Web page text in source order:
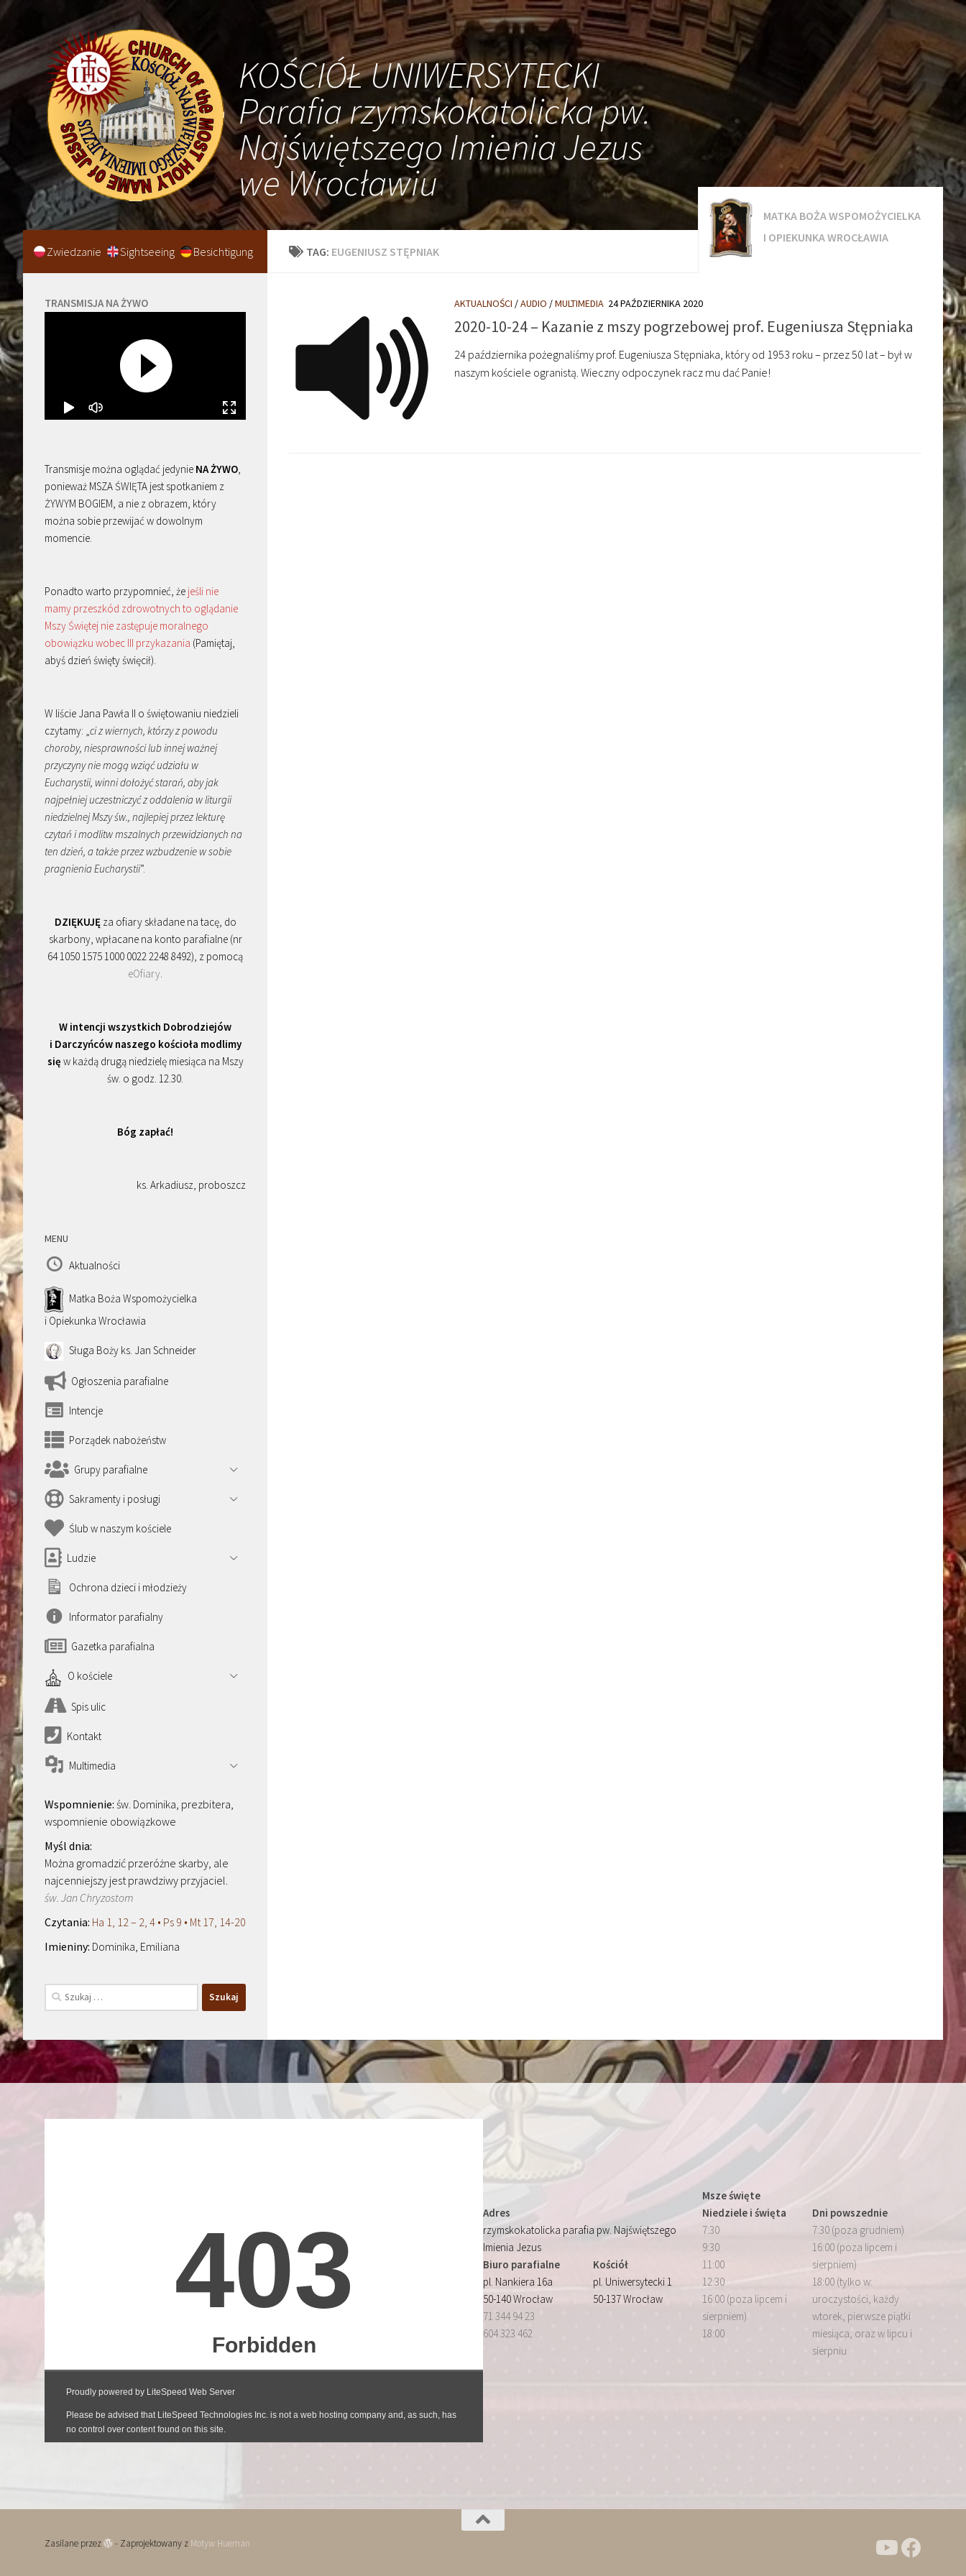
KOŚCIÓŁ UNIWERSYTECKI
Parafia rzymskokatolicka pw.
Najświętszego Imienia Jezus
we Wrocławiu
TAG: EUGENIUSZ STĘPNIAK
MATKA BOŻA WSPOMOŻYCIELKA
I OPIEKUNKA WROCŁAWIA
AKTUALNOŚCI /AUDIO /MULTIMEDIA 24 PAŹDZIERNIKA 2020
2020-10-24 – Kazanie z mszy pogrzebowej prof. Eugeniusza Stępniaka
24 października pożegnaliśmy prof. Eugeniusza Stępniaka, który od 1953 roku – przez 50 lat – był w
naszym kościele ogranistą. Wieczny odpoczynek racz mu dać Panie!
Zwiedzanie Sightseeing Besichtigung
TRANSMISJA NA ŻYWO
Transmisje można oglądać jedynie NA ŻYWO,
ponieważ MSZA ŚWIĘTA jest spotkaniem z
ŻYWYM BOGIEM, a nie z obrazem, który
można sobie przewijać w dowolnym
momencie.
Ponadto warto przypomnieć, że jeśli nie
mamy przeszkód zdrowotnych to oglądanie
Mszy Świętej nie zastępuje moralnego
obowiązku wobec III przykazania (Pamiętaj,
abyś dzień święty święcił).
W liście Jana Pawła II o świętowaniu niedzieli
czytamy: „ci z wiernych, którzy z powodu
choroby, niesprawności lub innej ważnej
przyczyny nie mogą wziąć udziału w
Eucharystii, winni dołożyć starań, aby jak
najpełniej uczestniczyć z oddalenia w liturgii
niedzielnej Mszy św., najlepiej przez lekturę
czytań i modlitw mszalnych przewidzianych na
ten dzień, a także przez wzbudzenie w sobie
pragnienia Eucharystii”.
DZIĘKUJĘza ofiary składane na tacę, do
skarbony, wpłacane na konto parafialne (nr
64 1050 1575 1000 0022 2248 8492), z pomocą
eOfiary.
W intencji wszystkich Dobrodziejów
i Darczyńców naszego kościoła modlimy
się w każdą drugą niedzielę miesiąca na Mszy
św. o godz. 12.30.
Bóg zapłać!
ks. Arkadiusz, proboszcz
MENU
Aktualności
Matka Boża Wspomożycielka
i Opiekunka Wrocławia
Sługa Boży ks. Jan Schneider
Ogłoszenia parafialne
Intencje
Porządek nabożeństw
Grupy parafialne
Sakramenty i posługi
Ślub w naszym kościele
Ludzie
Ochrona dzieci i młodzieży
Informator parafialny
Gazetka parafialna
O kościele
Spis ulic
Kontakt
Multimedia
św. Dominika, prezbitera,
wspomnienie obowiązkowe
Można gromadzić przeróżne skarby, ale
najcenniejszy jest prawdziwy przyjaciel.
św. Jan Chryzostom
Ha 1, 12 – 2, 4 • Ps 9 • Mt 17, 14-20
Dominika, Emiliana
Szukaj:
Adres
rzymskokatolicka parafia pw. Najświętszego
Imienia Jezus
Biuro parafialne
pl. Nankiera 16a
50-140 Wrocław
71 344 94 23
604 323 462
Kościół
pl. Uniwersytecki 1
50-137 Wrocław
Msze święte
Niedziele i święta
7:30
9:30
11:00
12:30
16:00 (poza lipcem i
sierpniem)
18:00
Dni powszednie
7:30 (poza grudniem)
16:00 (poza lipcem i
sierpniem)
18:00 (tylko w:
uroczystości, każdy
wtorek, pierwsze piątki
miesiąca, oraz w lipcu i
sierpniu
Zasilane przez - Zaprojektowany z Motyw Hueman